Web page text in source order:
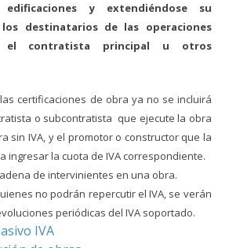
y extendiéndose su
destinatarios de las operaciones
contratista principal u otros
certificaciones de obra ya no se incluirá
o subcontratista que ejecute la obra
sin IVA, y el promotor o constructor que la
ingresar la cuota de IVA correspondiente.
de intervinientes en una obra.
no podrán repercutir el IVA, se verán
periódicas del IVA soportado.
IVA